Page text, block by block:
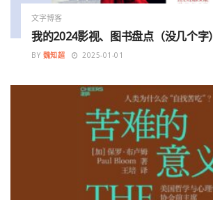
文字博客
我的2024影视、图书盘点（没几个字）
BY 魏知超 2025-01-01